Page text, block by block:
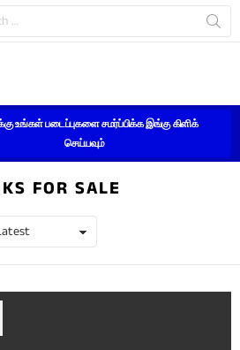
உங்கள் படைப்புகளை சமர்ப்பிக்க இங்கு கிளிக்
செய்யவும்
FOR SALE